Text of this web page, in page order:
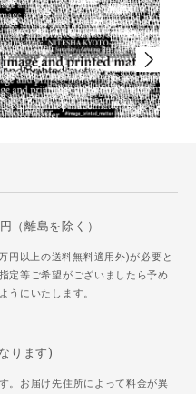
（離島を除く）
円以上の送料無料適用外)が必要と
定等ご希望がございましたら予め
うにいたします。
ります)
。お届け先住所によって料金が異